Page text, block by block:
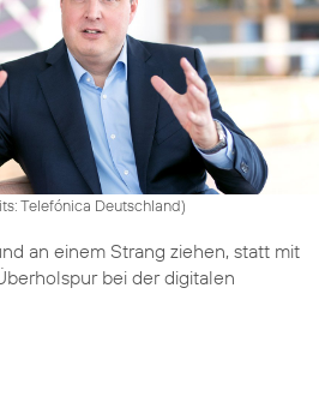
Telefónica Deutschland)
an einem Strang ziehen, statt mit
bei der digitalen